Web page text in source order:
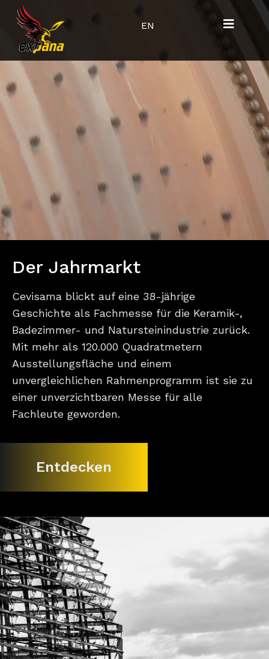
EN
Der Jahrmarkt
Cevisama blickt auf eine 38-jährige
Geschichte als Fachmesse für die Keramik-,
Badezimmer- und Natursteinindustrie zurück.
Mit mehr als 120.000 Quadratmetern
Ausstellungsfläche und einem
unvergleichlichen Rahmenprogramm ist sie zu
einer unverzichtbaren Messe für alle
Fachleute geworden.
Entdecken